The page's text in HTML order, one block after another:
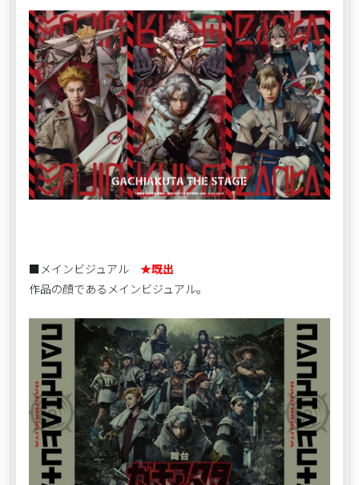
■メインビジュアル ★既出
作品の顔であるメインビジュアル。